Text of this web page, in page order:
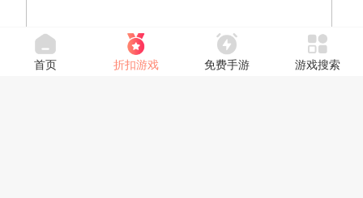
首页 折扣游戏 免费手游 游戏搜索